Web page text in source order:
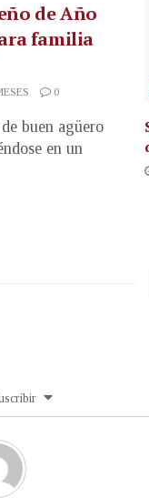
de Año
familia
0
buen agüero
en un